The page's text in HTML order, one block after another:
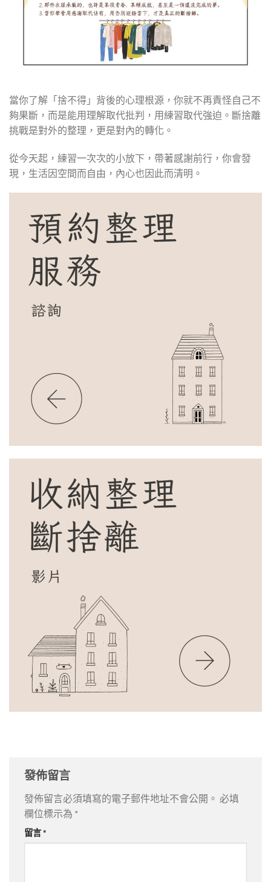
當你了解「捨不得」背後的心理根源，你就不再責怪自己不
夠果斷，而是能用理解取代批判，用練習取代強迫。斷捨離
挑戰是對外的整理，更是對內的轉化。
從今天起，練習一次次的小放下，帶著感謝前行，你會發
現，生活因空間而自由，內心也因此而清明。
發佈留言
發佈留言必須填寫的電子郵件地址不會公開。 必填
欄位標示為 *
留言*